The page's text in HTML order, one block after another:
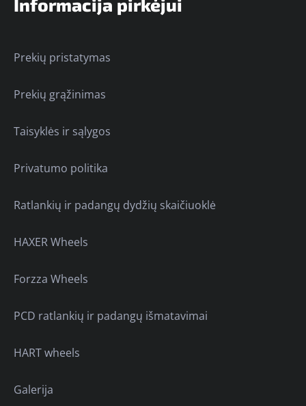
Informacija pirkėjui
Prekių pristatymas
Prekių grąžinimas
Taisyklės ir sąlygos
Privatumo politika
Ratlankių ir padangų dydžių skaičiuoklė
HAXER Wheels
Forzza Wheels
PCD ratlankių ir padangų išmatavimai
HART wheels
Galerija